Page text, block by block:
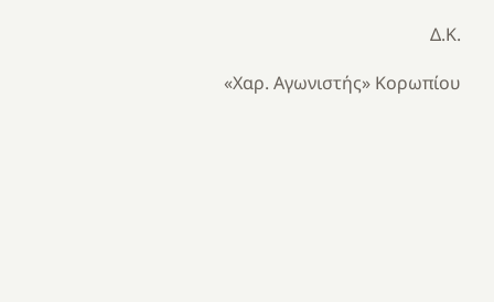
Δ.Κ.
«Χαρ. Αγωνιστής» Κορωπίου